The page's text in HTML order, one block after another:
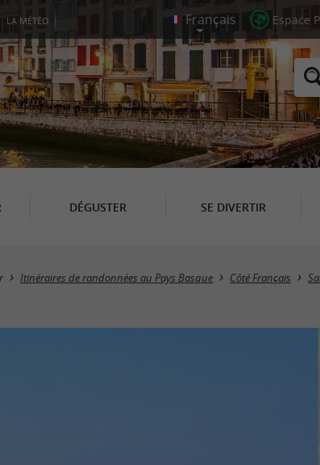
LA MÉTÉO Espace
DÉGUSTER SE DIVERTIR
Itinéraires de randonnées au Pays Basque Côté Français